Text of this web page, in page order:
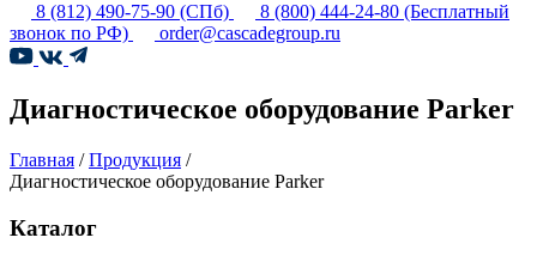
8 (812) 490-75-90 (СПб) 8 (800) 444-24-80 (Бесплатный
звонок по РФ)
order@cascadegroup.ru
Диагностическое оборудование Parker
Главная /Продукция /
Диагностическое оборудование Parker
Каталог